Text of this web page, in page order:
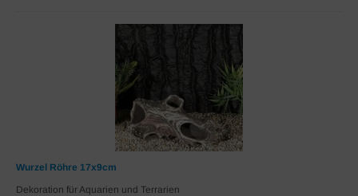
Wurzel Röhre 17x9cm
Dekoration für Aquarien und Terrarien